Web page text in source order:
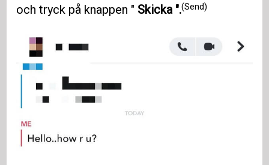
och tryck på knappen " Skicka ".(Send)